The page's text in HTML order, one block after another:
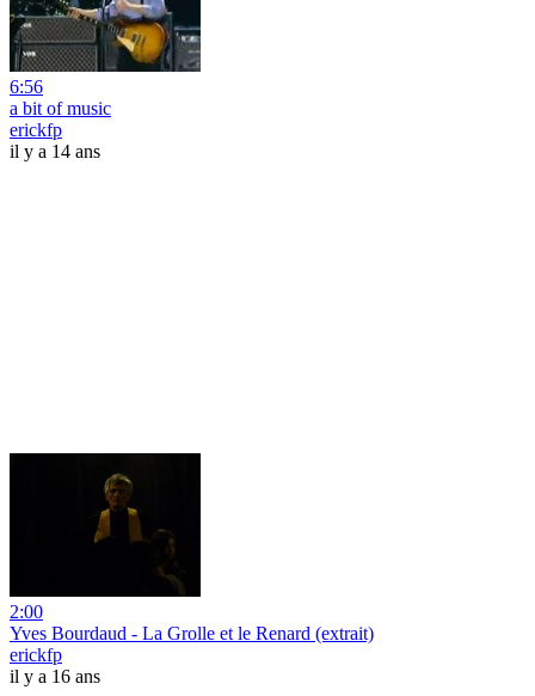
6:56
a bit of music
erickfp
il y a 14 ans
2:00
Yves Bourdaud - La Grolle et le Renard (extrait)
erickfp
il y a 16 ans